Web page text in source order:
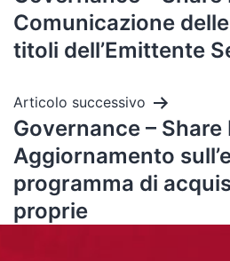
Comunicazione
titoli dell’Emittente
Articolo successivo
Governance – Share
Aggiornamento
programma di
proprie